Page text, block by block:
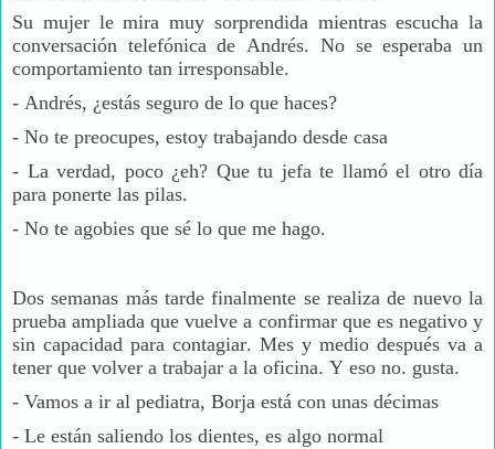
Su mujer le mira muy sorprendida mientras escucha la
conversación telefónica de Andrés. No se esperaba un
comportamiento tan irresponsable.
- Andrés, ¿estás seguro de lo que haces?
- No te preocupes, estoy trabajando desde casa
- La verdad, poco ¿eh? Que tu jefa te llamó el otro día
para ponerte las pilas.
- No te agobies que sé lo que me hago.
Dos semanas más tarde finalmente se realiza de nuevo la
prueba ampliada que vuelve a confirmar que es negativo y
sin capacidad para contagiar. Mes y medio después va a
tener que volver a trabajar a la oficina. Y eso no. gusta.
- Vamos a ir al pediatra, Borja está con unas décimas
- Le están saliendo los dientes, es algo normal